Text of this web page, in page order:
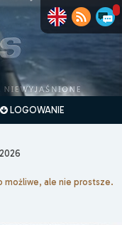
LOGOWANIE
możliwe, ale nie prostsze.